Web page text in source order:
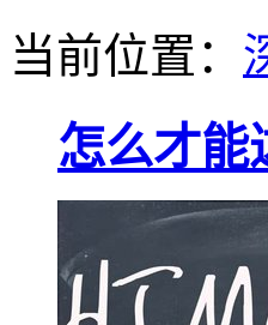
当前位置：
怎么才能